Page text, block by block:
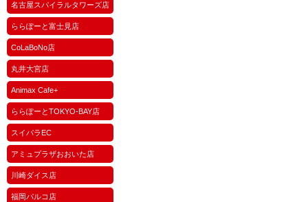
名古屋スパイラルタワーズ店
ららぽーと富士見店
CoLaBoNo店
丸井大宮店
Animax Cafe+
ららぽーとTOKYO-BAY店
スイパラEC
アミュプラザおおいた店
川崎ダイス店
福岡パルコ店